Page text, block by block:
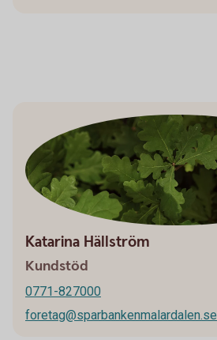
Katarina Hällström
Kundstöd
0771-827000
foretag@sparbankenmalardalen.se